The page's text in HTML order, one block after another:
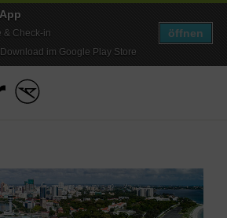
& Check-in
im Google Play Store
öffnen